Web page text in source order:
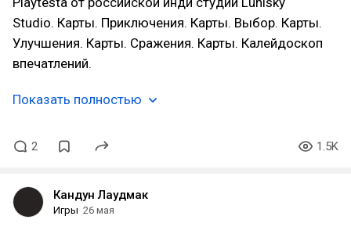
Studio. Карты. Приключения. Карты. Выбор. Карты.
Улучшения. Карты. Сражения. Карты. Калейдоскоп
впечатлений.
Показать полностью
2 1.5K
Кандун Лаудмак
Игры 26 мая